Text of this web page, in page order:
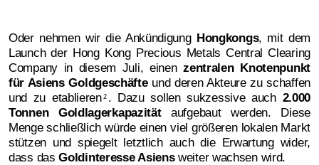
Oder nehmen wir die Ankündigung Hongkongs, mit dem
Launch der Hong Kong Precious Metals Central Clearing
Company in diesem Juli, einenzentralen Knotenpunkt
für Asiens Goldgeschäfte und deren Akteure zu schaffen
und zu etablieren 2 . Dazu sollen sukzessive auch 2.000
Tonnen Goldlagerkapazitätaufgebaut werden. Diese
Menge schließlich würde einen viel größeren lokalen Markt
stützen und spiegelt letztlich auch die Erwartung wider,
dass dasGoldinteresse Asiensweiter wachsen wird.